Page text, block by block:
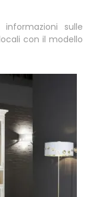
sulle
con il modello